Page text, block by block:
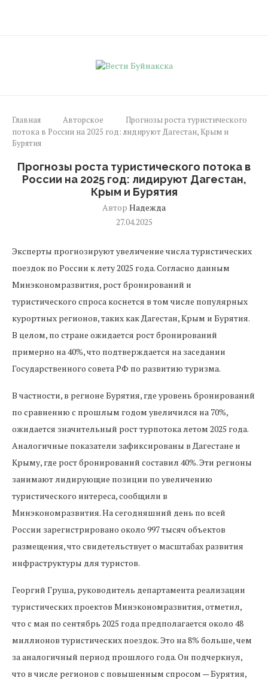
Главная Авторское
Прогнозы роста туристического
потока в России на 2025 год: лидируют Дагестан, Крым и
Бурятия
Прогнозы роста туристического потока в
России на 2025 год: лидируют Дагестан,
Крым и Бурятия
Автор Надежда
27.04.2025
Эксперты прогнозируют увеличение числа туристических
поездок по России к лету 2025 года. Согласно данным
Минэкономразвития, рост бронирований и
туристического спроса коснется в том числе популярных
курортных регионов, таких как Дагестан, Крым и Бурятия.
В целом, по стране ожидается рост бронирований
примерно на 40%, что подтверждается на заседании
Государственного совета РФ по развитию туризма.
В частности, в регионе Бурятия, где уровень бронирований
по сравнению с прошлым годом увеличился на 70%,
ожидается значительный рост турпотока летом 2025 года.
Аналогичные показатели зафиксированы в Дагестане и
Крыму, где рост бронирований составил 40%. Эти регионы
занимают лидирующие позиции по увеличению
туристического интереса, сообщили в
Минэкономразвития. На сегодняшний день по всей
России зарегистрировано около 997 тысяч объектов
размещения, что свидетельствует о масштабах развития
инфраструктуры для туристов.
Георгий Груша, руководитель департамента реализации
туристических проектов Минэкономразвития, отметил,
что с мая по сентябрь 2025 года предполагается около 48
миллионов туристических поездок. Это на 8% больше, чем
за аналогичный период прошлого года. Он подчеркнул,
что в числе регионов с повышенным спросом — Бурятия,